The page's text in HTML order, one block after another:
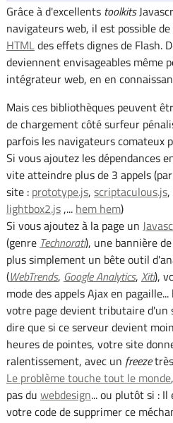
Grâce à d'excellents toolkits
navigateurs web, il est possible
HTMLdes effets dignes de Flash.
deviennent envisageables même
intégrateur web, en en
Mais ces bibliothèques peuvent
de chargement côté surfeur
parfois les navigateurs comateux
Si vous ajoutez les dépendances
vite atteindre plus de 3 appels
site : prototype.js, scriptaculous.js,
lightbox2.js,... hem hem)
Si vous ajoutez à la page un
(genre Technorati), une bannière
plus simplement un bête outil
(WebTrends, Google Analytics, Xiti),
mode des appels Ajax en
votre page devient tributaire d'un
dire que si ce serveur devient
heures de pointes, votre site
ralentissement, avec un freeze
Le problème touche tout le monde
pas du webdesign... ou plutôt si :
votre code de supprimer ce